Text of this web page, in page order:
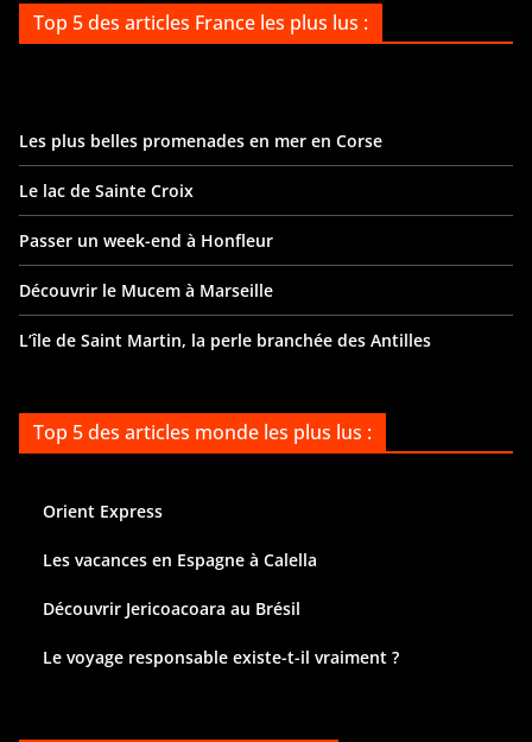
Top 5 des articles France les plus lus :
Les plus belles promenades en mer en Corse
Le lac de Sainte Croix
Passer un week-end à Honfleur
Découvrir le Mucem à Marseille
L’île de Saint Martin, la perle branchée des Antilles
Top 5 des articles monde les plus lus :
Orient Express
Les vacances en Espagne à Calella
Découvrir Jericoacoara au Brésil
Le voyage responsable existe-t-il vraiment ?